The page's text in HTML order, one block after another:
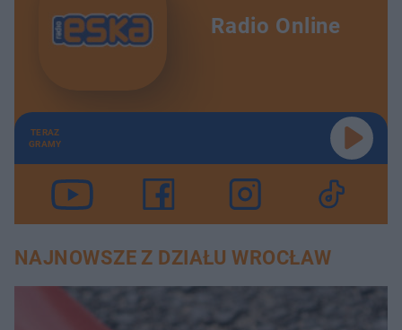
Radio Online
TERAZ
GRAMY
NAJNOWSZE Z DZIAŁU WROCŁAW